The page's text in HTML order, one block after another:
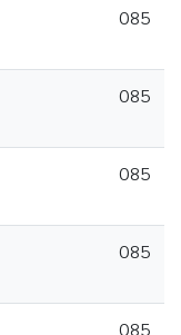
085
085
085
085
085